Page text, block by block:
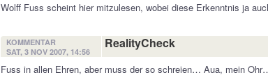
Wolff Fuss scheint hier mitzulesen, wobei diese Erkenntnis ja
KOMMENTAR
SAT, 3 NOV 2007, 14:56
RealityCheck
Fuss in allen Ehren, aber muss der so schreien… Aua, mein